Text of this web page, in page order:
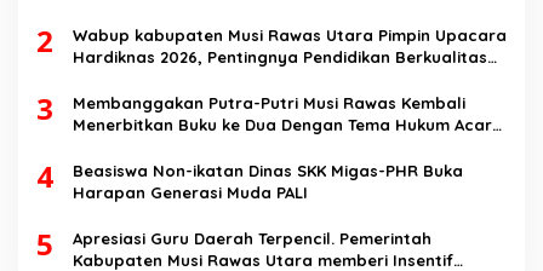
Speech di SMK Ikhlas Jawilan
2
Wabup kabupaten Musi Rawas Utara Pimpin Upacara
Hardiknas 2026, Pentingnya Pendidikan Berkualitas
3
Membanggakan Putra-Putri Musi Rawas Kembali
Menerbitkan Buku ke Dua Dengan Tema Hukum Acara
4
Beasiswa Non-ikatan Dinas SKK Migas-PHR Buka
Harapan Generasi Muda PALI
5
Apresiasi Guru Daerah Terpencil. Pemerintah
Kabupaten Musi Rawas Utara memberi Insentif